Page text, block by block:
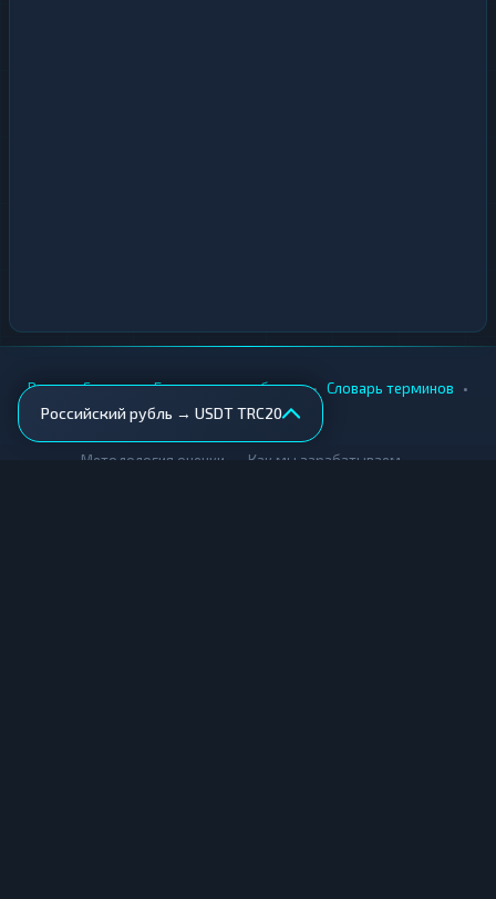
Российский рубль → USDT TRC20
Вики • Города • Безопасность обмена • Словарь терминов •
AML-проверка
Методология оценки Как мы зарабатываем